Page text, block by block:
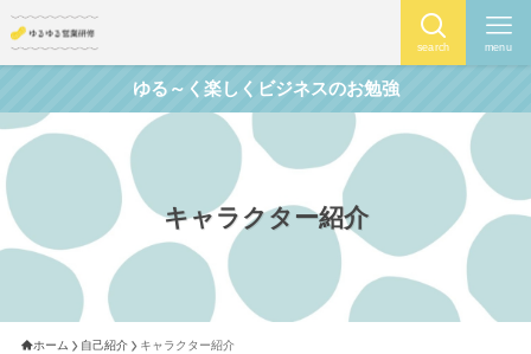
search menu
ゆる～く楽しくビジネスのお勉強
キャラクター紹介
ホーム 自己紹介 キャラクター紹介